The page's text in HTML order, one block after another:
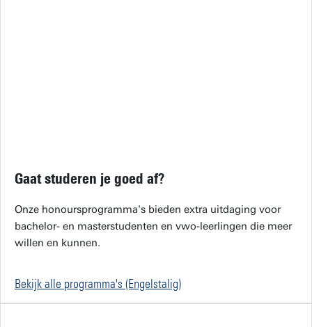
Gaat studeren je goed af?
Onze honoursprogramma's bieden extra uitdaging voor
bachelor- en masterstudenten en vwo-leerlingen die meer
willen en kunnen.
Bekijk alle programma's (Engelstalig)